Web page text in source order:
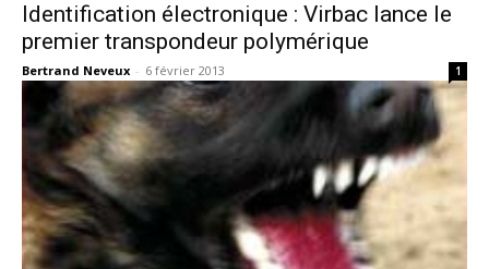
Identification électronique : Virbac lance le
premier transpondeur polymérique
Bertrand Neveux - 6 février 2013 1